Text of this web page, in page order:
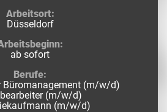
Arbeitsort:
Düsseldorf
ab sofort
Berufe:
Büromanagement (m/w/d)
(m/w/d)
(m/w/d)